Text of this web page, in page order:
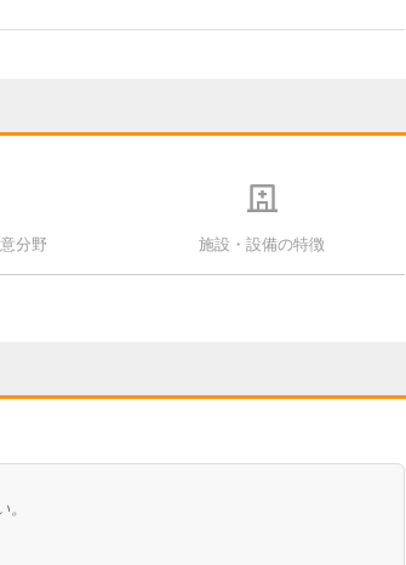
分野 施設・設備の特徴